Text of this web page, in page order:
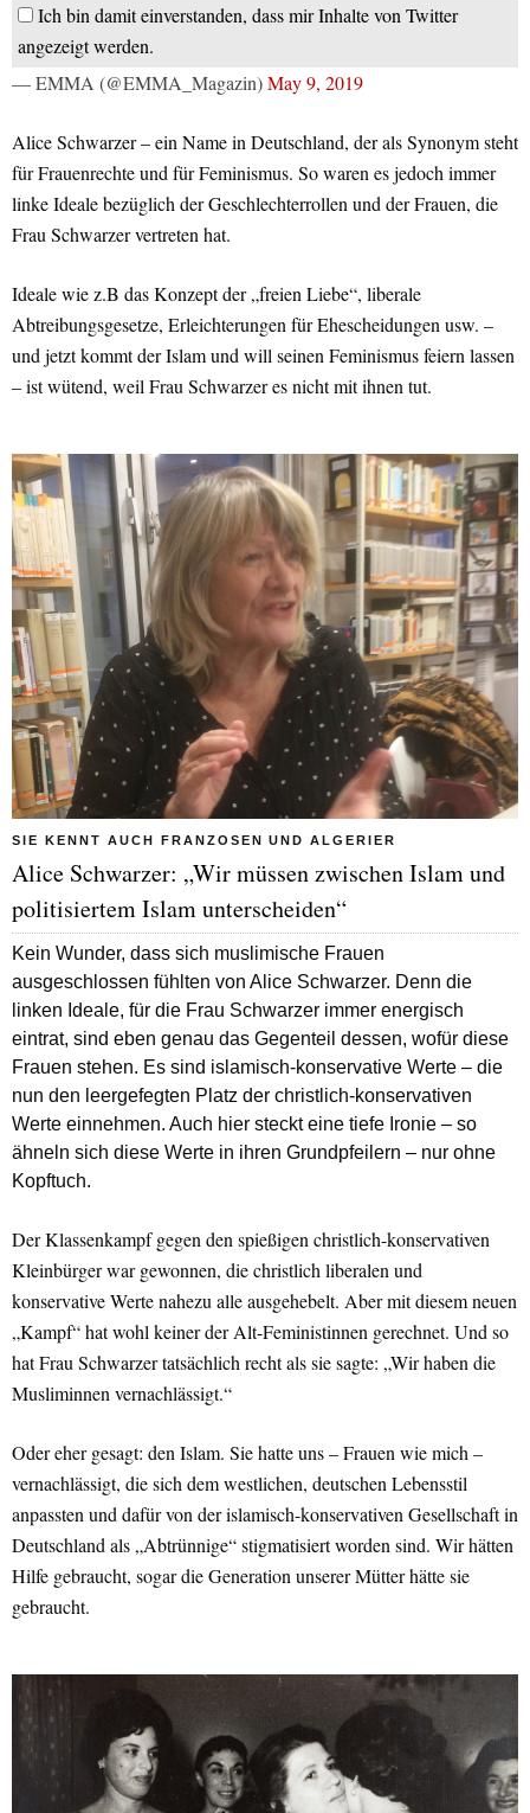
Ich bin damit einverstanden, dass mir Inhalte von Twitter
angezeigt werden.
— EMMA (@EMMA_Magazin)May 9, 2019
Alice Schwarzer – ein Name in Deutschland, der als Synonym steht
für Frauenrechte und für Feminismus. So waren es jedoch immer
linke Ideale bezüglich der Geschlechterrollen und der Frauen, die
Frau Schwarzer vertreten hat.
Ideale wie z.B das Konzept der „freien Liebe“, liberale
Abtreibungsgesetze, Erleichterungen für Ehescheidungen usw. –
und jetzt kommt der Islam und will seinen Feminismus feiern lassen
– ist wütend, weil Frau Schwarzer es nicht mit ihnen tut.
SIE KENNT AUCH FRANZOSEN UND ALGERIER
Alice Schwarzer: „Wir müssen zwischen Islam und
politisiertem Islam unterscheiden“
Kein Wunder, dass sich muslimische Frauen
ausgeschlossen fühlten von Alice Schwarzer. Denn die
linken Ideale, für die Frau Schwarzer immer energisch
eintrat, sind eben genau das Gegenteil dessen, wofür diese
Frauen stehen. Es sind islamisch-konservative Werte – die
nun den leergefegten Platz der christlich-konservativen
Werte einnehmen. Auch hier steckt eine tiefe Ironie – so
ähneln sich diese Werte in ihren Grundpfeilern – nur ohne
Kopftuch.
Der Klassenkampf gegen den spießigen christlich-konservativen
Kleinbürger war gewonnen, die christlich liberalen und
konservative Werte nahezu alle ausgehebelt. Aber mit diesem neuen
„Kampf“ hat wohl keiner der Alt-Feministinnen gerechnet. Und so
hat Frau Schwarzer tatsächlich recht als sie sagte: „Wir haben die
Musliminnen vernachlässigt.“
Oder eher gesagt: den Islam. Sie hatte uns – Frauen wie mich –
vernachlässigt, die sich dem westlichen, deutschen Lebensstil
anpassten und dafür von der islamisch-konservativen Gesellschaft in
Deutschland als „Abtrünnige“ stigmatisiert worden sind. Wir hätten
Hilfe gebraucht, sogar die Generation unserer Mütter hätte sie
gebraucht.